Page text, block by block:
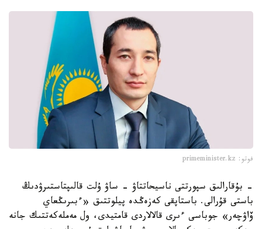
فوتو: primeminister.kz
- بۇقارالىق سپورتتى ناسيحاتتاۋ - ساۋ ۇلت قالىپتاستىرۋدىڭ
باستى قۇرالى. باستاپقى كەزەڭدە پيلوتتىق «ءبىرىڭعاي
ۆاۋچەر» جوباسى ءىرى قالالاردى قامتيدى، ول مەملەكەتتىك جانە